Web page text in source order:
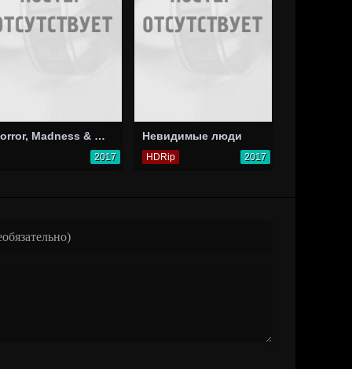
Horror, Madness & Mayhem Vol 1 Snuff Party
2017
Невидимые люди
HDRip 2017